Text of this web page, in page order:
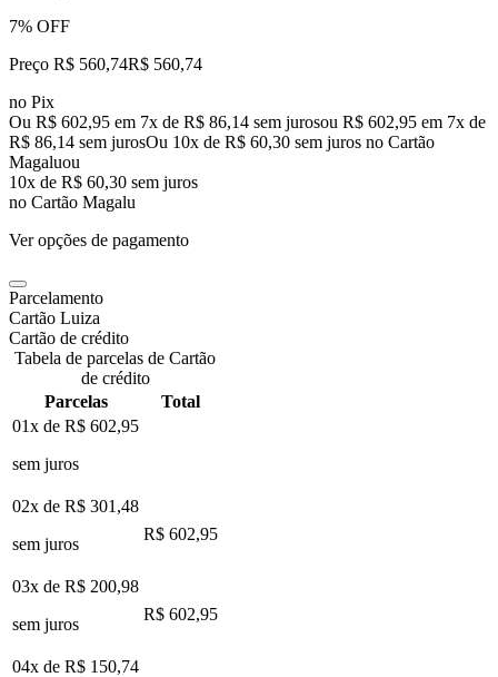
7% OFF
Preço R$ 560,74R$ 560,74
no Pix
Ou R$ 602,95 em 7x de R$ 86,14 sem jurosou R$ 602,95 em 7x de
R$ 86,14 sem jurosOu 10x de R$ 60,30 sem juros no Cartão
Magaluou
10x de R$ 60,30 sem juros
no Cartão Magalu
Ver opções de pagamento
Parcelamento
Cartão Luiza
Cartão de crédito
Tabela de parcelas de Cartão
de crédito
Parcelas
Total
01x de R$ 602,95
sem juros
02x de R$ 301,48
sem juros
R$ 602,95
03x de R$ 200,98
sem juros
R$ 602,95
04x de R$ 150,74